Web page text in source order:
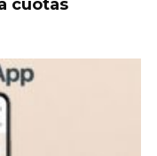
cuotas